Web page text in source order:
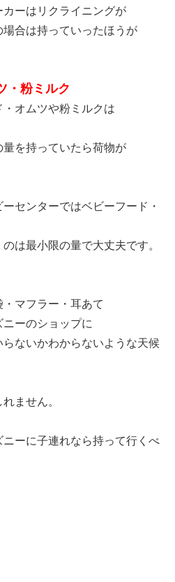
ーはリクライニングが
合は持っていったほうが
・粉ミルク
オムツや粉ミルクは
を持っていたら荷物が
センターではベビーフード・
は最小限の量で大丈夫です。
マフラー・耳あて
ーのショップに
ないかわからないような天候
ません。
ーに子連れなら持って行くべ